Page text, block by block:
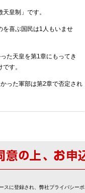
皇制」です。
を喜ぶ国民は1人もいませ
た天皇を第1章にもってき
す。
った軍部は第2章で否定され
スに登録され、弊社プライバシー